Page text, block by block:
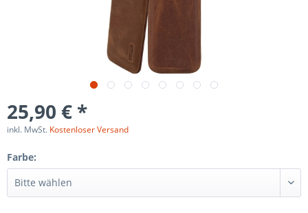
25,90 € *
inkl. MwSt. Kostenloser Versand
Farbe: